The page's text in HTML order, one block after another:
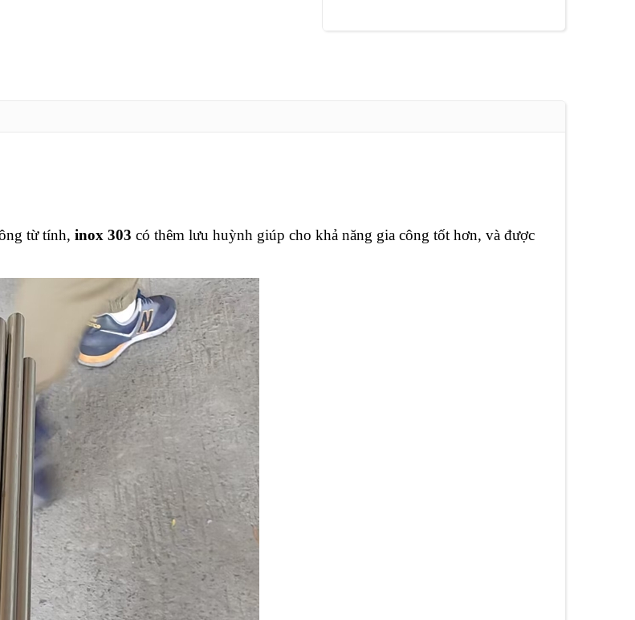
từ tính, inox 303 có thêm lưu huỳnh giúp cho khả năng gia công tốt hơn, và được